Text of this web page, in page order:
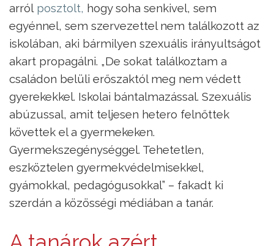
arról posztolt, hogy soha senkivel, sem
egyénnel, sem szervezettel nem találkozott az
iskolában, aki bármilyen szexuális irányultságot
akart propagálni. „De sokat találkoztam a
családon belüli erőszaktól meg nem védett
gyerekekkel. Iskolai bántalmazással. Szexuális
abúzussal, amit teljesen hetero felnőttek
követtek el a gyermekeken.
Gyermekszegénységgel. Tehetetlen,
eszköztelen gyermekvédelmisekkel,
gyámokkal, pedagógusokkal” – fakadt ki
szerdán a közösségi médiában a tanár.